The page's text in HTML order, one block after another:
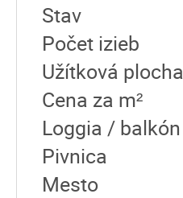
Stav
Počet izieb
Užítková plocha
Cena za m²
Loggia / balkón
Pivnica
Mesto